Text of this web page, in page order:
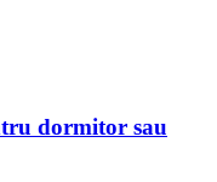
dormitor sau